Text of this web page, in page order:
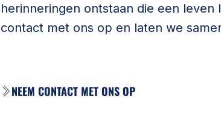
herinneringen ontstaan die een leven
contact met ons op en laten we
NEEM CONTACT MET ONS OP